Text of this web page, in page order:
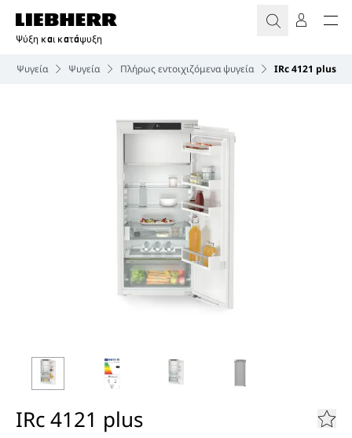
Ψύξη και κατάψυξη
Ψυγεία Ψυγεία Πλήρως εντοιχιζόμενα ψυγεία IRc 4121 plus
IRc 4121 plus